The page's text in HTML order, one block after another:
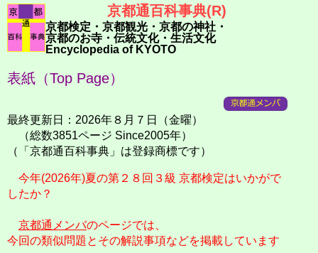
京都通百科事典(R)
京都検定・京都観光・京都の神社・
京都のお寺・伝統文化・生活文化
Encyclopedia of KYOTO
表紙（Top Page）
最終更新日：2026年８月７日（金曜）
（総数3851ページ Since2005年）
（「京都通百科事典」は登録商標です）
今年(2026年)夏の第２８回３級 京都検定はいかがで
したか？
京都通メンバのページでは、
今回の類似問題とその解説事項などを掲載しています